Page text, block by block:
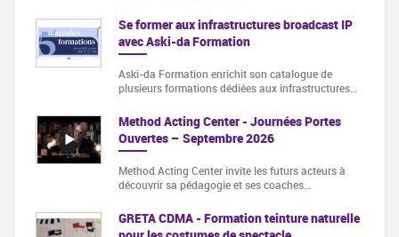
Se former aux infrastructures broadcast IP
avec Aski-da Formation
Aski-da Formation enrichit son catalogue de
plusieurs formations dédiées aux infrastructures…
Method Acting Center - Journées Portes
Ouvertes – Septembre 2026
Method Acting Center invite les futurs acteurs à
découvrir sa pédagogie et ses coaches…
GRETA CDMA - Formation teinture naturelle